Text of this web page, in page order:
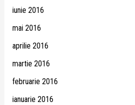
iunie 2016
mai 2016
aprilie 2016
martie 2016
februarie 2016
ianuarie 2016